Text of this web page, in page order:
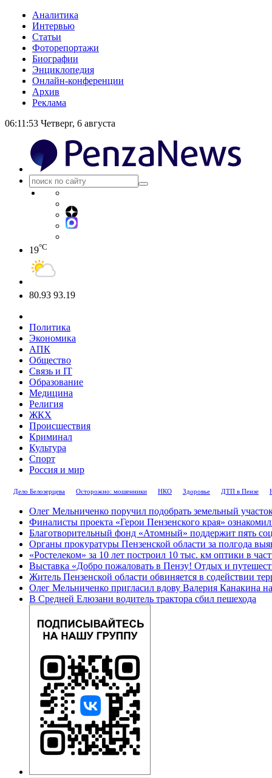
Аналитика
Интервью
Статьи
Фоторепортажи
Биографии
Энциклопедия
Онлайн-конференции
Архив
Реклама
06:11:53 Четверг, 6 августа
19°C
80.93 93.19
Политика
Экономика
АПК
Общество
Связь и IT
Образование
Медицина
Религия
ЖКХ
Происшествия
Криминал
Культура
Спорт
Россия и мир
Дело Белозерцева Осторожно: мошенники НКО Здоровье ДТП в Пензе
Олег Мельниченко поручил подобрать земельный
Финалисты проекта «Герои Пензенского края»
Благотворительный фонд «Атомный» поддержит пять
Органы прокуратуры Пензенской области за полгода
«Ростелеком» за 10 лет построил 10 тыс. км оптики в
Выставка «Добро пожаловать в Пензу! Отдых и
Житель Пензенской области обвиняется в содействии
Олег Мельниченко пригласил вдову Валерия Канакина
В Средней Елюзани водитель трактора сбил пешехода